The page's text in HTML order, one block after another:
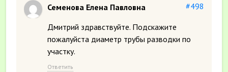
#498
Семенова Елена Павловна
Дмитрий здравствуйте. Подскажите
пожалуйста диаметр трубы разводки по
участку.
Ответить